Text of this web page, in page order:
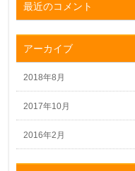
最近のコメント
アーカイブ
2018年8月
2017年10月
2016年2月